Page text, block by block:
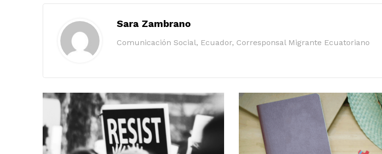
Noticias para migrantes Ecuatorianos Selva Eterna, el santuario que cuida la vida
Sara Zambrano
Comunicación Social, Ecuador, Corresponsal Migrante Ecuatoriano